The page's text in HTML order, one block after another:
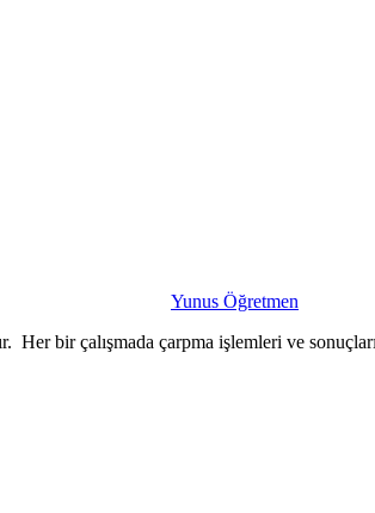
Yunus Öğretmen
bir çalışmada çarpma işlemleri ve